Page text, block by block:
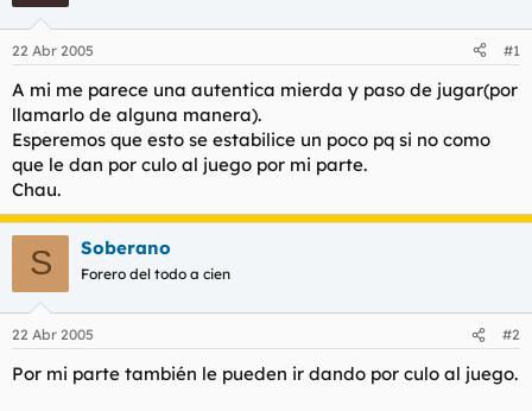
22 Abr 2005 #1
A mi me parece una autentica mierda y paso de jugar(por
llamarlo de alguna manera).
Esperemos que esto se estabilice un poco pq si no como
que le dan por culo al juego por mi parte.
Chau.
S Soberano
Forero del todo a cien
22 Abr 2005 #2
Por mi parte también le pueden ir dando por culo al juego.